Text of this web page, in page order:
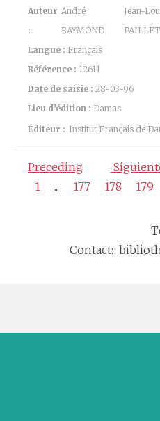
Auteur
:
André
RAYMOND
Jean-
PAILLET
Langue : Français
Référence : 12611
Date de saisie : 28-03-96
Lieu d’édition : Damas
Éditeur : Institut Français de
Preceding
1
... 177 178 179
Contact: